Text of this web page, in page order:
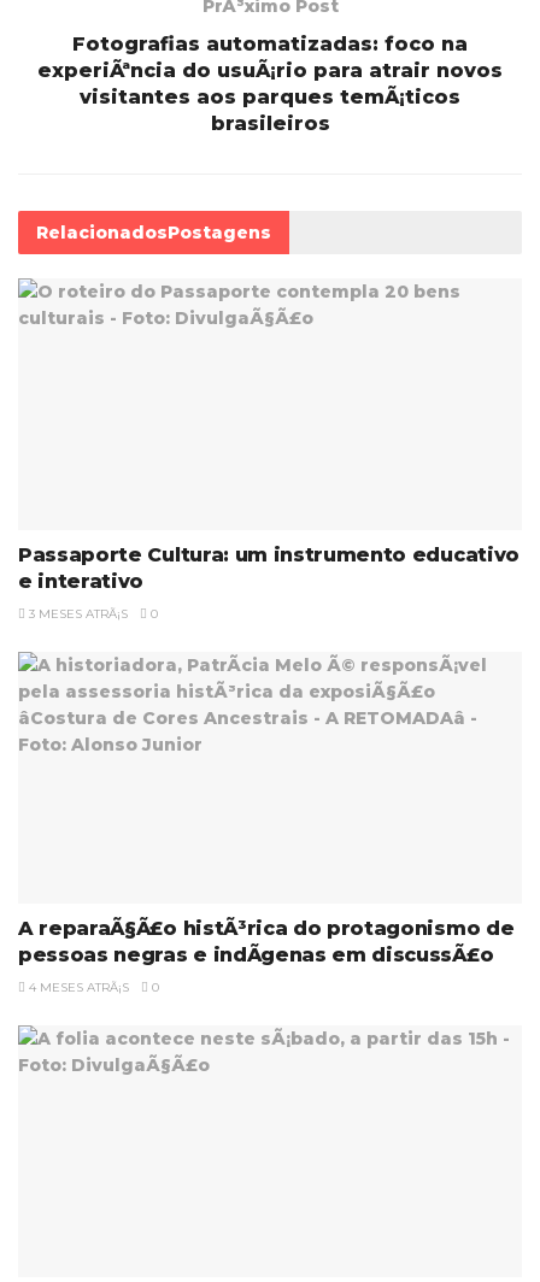
PrÃ³ximo Post
Fotografias automatizadas: foco na
experiÃªncia do usuÃ¡rio para atrair novos
visitantes aos parques temÃ¡ticos
brasileiros
RelacionadosPostagens
Passaporte Cultura: um instrumento educativo
e interativo
3 MESES ATRÃ¡S 0
A reparaÃ§Ã£o histÃ³rica do protagonismo de
pessoas negras e indÃ­genas em discussÃ£o
4 MESES ATRÃ¡S 0